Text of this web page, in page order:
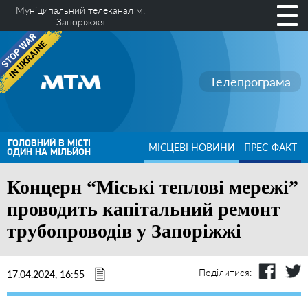
Муніципальний телеканал м.
Запоріжжя
Телепрограма
ГОЛОВНИЙ В МІСТІ
ОДИН НА МІЛЬЙОН МІСЦЕВІ НОВИНИ ПРЕС-ФАКТ
Концерн “Міські теплові мережі”
проводить капітальний ремонт
трубопроводів у Запоріжжі
17.04.2024, 16:55 Поділитися: